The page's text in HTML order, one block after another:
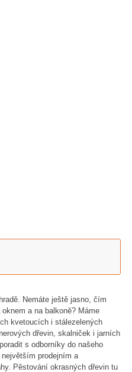
Nemáte ještě jasno, čím
a na balkoně? Máme
kvetoucích i stálezelených
dřevin, skalniček i jarních
s odborníky do našeho
prodejním a
Pěstování okrasných dřevin tu